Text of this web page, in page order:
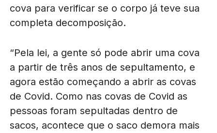
cova para verificar se o corpo já teve sua
completa decomposição.
“Pela lei, a gente só pode abrir uma cova
a partir de três anos de sepultamento, e
agora estão começando a abrir as covas
de Covid. Como nas covas de Covid as
pessoas foram sepultadas dentro de
sacos, acontece que o saco demora mais